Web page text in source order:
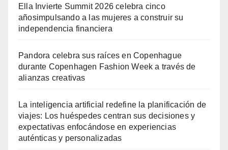
Ella Invierte Summit 2026 celebra cinco
añosimpulsando a las mujeres a construir su
independencia financiera
Pandora celebra sus raíces en Copenhague
durante Copenhagen Fashion Week a través de
alianzas creativas
La inteligencia artificial redefine la planificación de
viajes: Los huéspedes centran sus decisiones y
expectativas enfocándose en experiencias
auténticas y personalizadas